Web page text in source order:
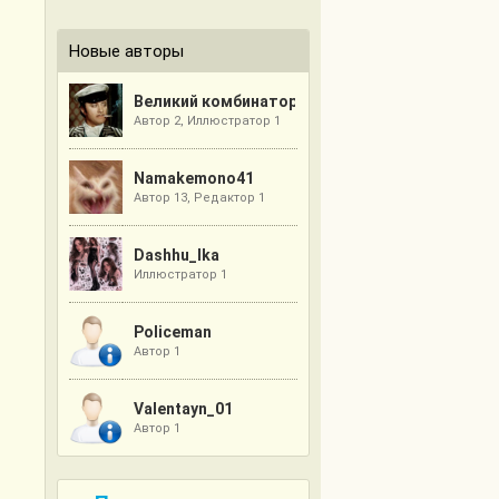
Новые авторы
Великий комбинатор
Автор 2, Иллюстратор 1
Namakemono41
Автор 13, Редактор 1
Dashhu_lka
Иллюстратор 1
Policeman
Автор 1
Valentayn_01
Автор 1